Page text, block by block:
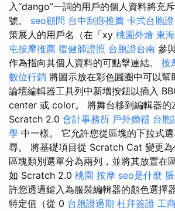
入“dango”一詞的用戶的個人資料將充
號。 seo顧問 台中刮痧推薦 卡式台胞證
策展人的用戶名（在「xy 桃園外燴 東
屯按摩推薦 復健師證照 台胞證台南 參
作為指向其個人資料的可點擊連結。 按
數位行銷 將圖示放在彩色圓圈中可以幫
論壇編輯器工具列中新增按鈕以插入
center 或 color。 將舞台移到編輯器的
Scratch 2.0 會計事務所 戶外婚禮 台胞
學 中一樣。 它允許您從區塊的下拉式
尋。 將基礎項目從 Scratch Cat 變更
區塊類別選單分為兩列，並將其放置在
如 Scratch 2.0 桃園 按摩 seo是什麼
許您透過鍵入為服裝編輯器的顏色選擇
特定值（從 0 台胞證過期 杜拜簽證 工